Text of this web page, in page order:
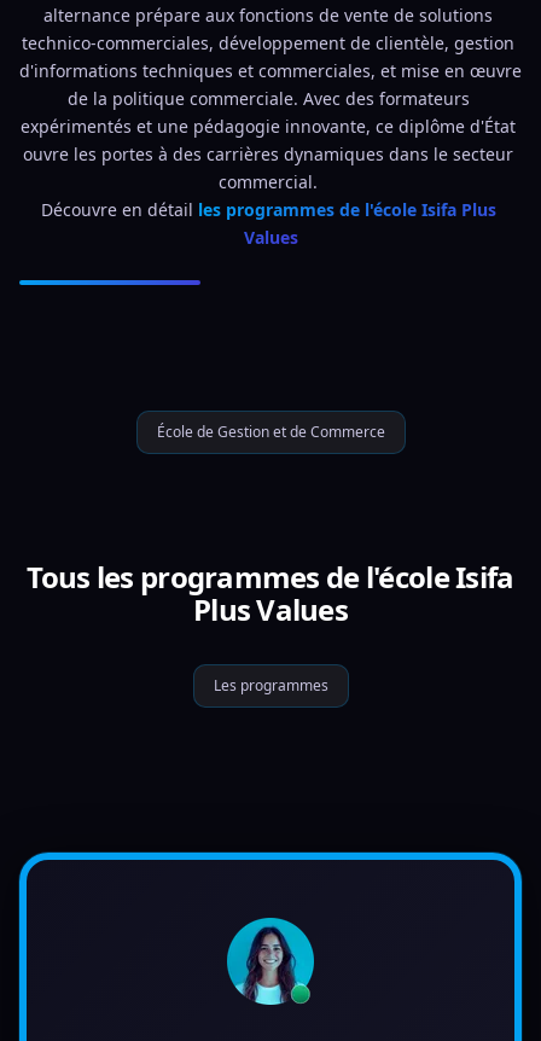
alternance prépare aux fonctions de vente de solutions
technico-commerciales, développement de clientèle, gestion
d'informations techniques et commerciales, et mise en œuvre
de la politique commerciale. Avec des formateurs
expérimentés et une pédagogie innovante, ce diplôme d'État
ouvre les portes à des carrières dynamiques dans le secteur
commercial.
Découvre en détail les programmes de l'école Isifa Plus
Values
École de Gestion et de Commerce
Tous les programmes de l'école Isifa
Plus Values
Les programmes